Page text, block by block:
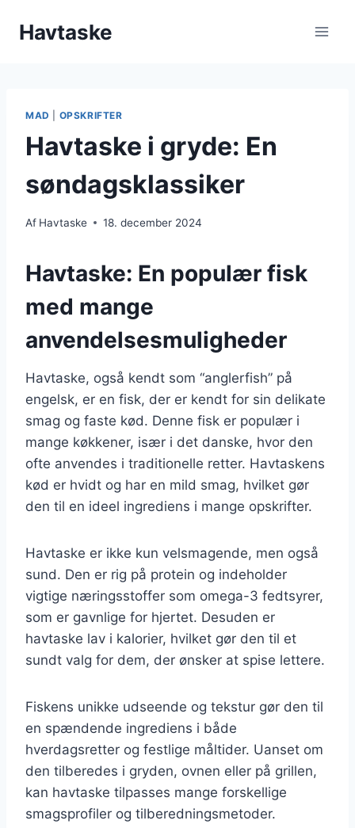
Havtaske
MAD OPSKRIFTER
Havtaske i gryde: En
søndagsklassiker
Af Havtaske 18. december 2024
Havtaske: En populær fisk
med mange
anvendelsesmuligheder
Havtaske, også kendt som “anglerfish” på
engelsk, er en fisk, der er kendt for sin delikate
smag og faste kød. Denne fisk er populær i
mange køkkener, især i det danske, hvor den
ofte anvendes i traditionelle retter. Havtaskens
kød er hvidt og har en mild smag, hvilket gør
den til en ideel ingrediens i mange opskrifter.
Havtaske er ikke kun velsmagende, men også
sund. Den er rig på protein og indeholder
vigtige næringsstoffer som omega-3 fedtsyrer,
som er gavnlige for hjertet. Desuden er
havtaske lav i kalorier, hvilket gør den til et
sundt valg for dem, der ønsker at spise lettere.
Fiskens unikke udseende og tekstur gør den til
en spændende ingrediens i både
hverdagsretter og festlige måltider. Uanset om
den tilberedes i gryden, ovnen eller på grillen,
kan havtaske tilpasses mange forskellige
smagsprofiler og tilberedningsmetoder.